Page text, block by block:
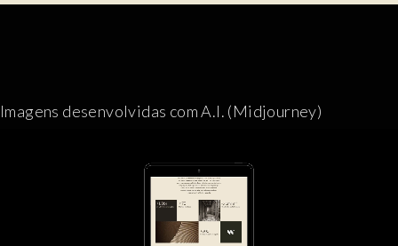
Imagens desenvolvidas com A.I. (Midjourney)